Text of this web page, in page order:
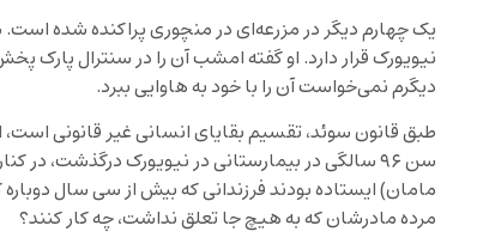
یک چهارم دیگر در مزرعه‌ای در منچوری پراکنده شده
نیویورک قرار دارد. او گفته امشب‌ آن را در سنترال
دیگرم نمی‌خواست آن را با خود به هاوایی ببرد.
طبق قانون سوئد، تقسیم بقایای انسانی غیر قانونی
مامان) ایستاده بودند فرزندانی که بیش از سی سال
مرده مادرشان که به هیچ جا تعلق نداشت، چه کار کنند؟